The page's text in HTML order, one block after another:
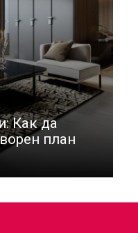
Как да
план